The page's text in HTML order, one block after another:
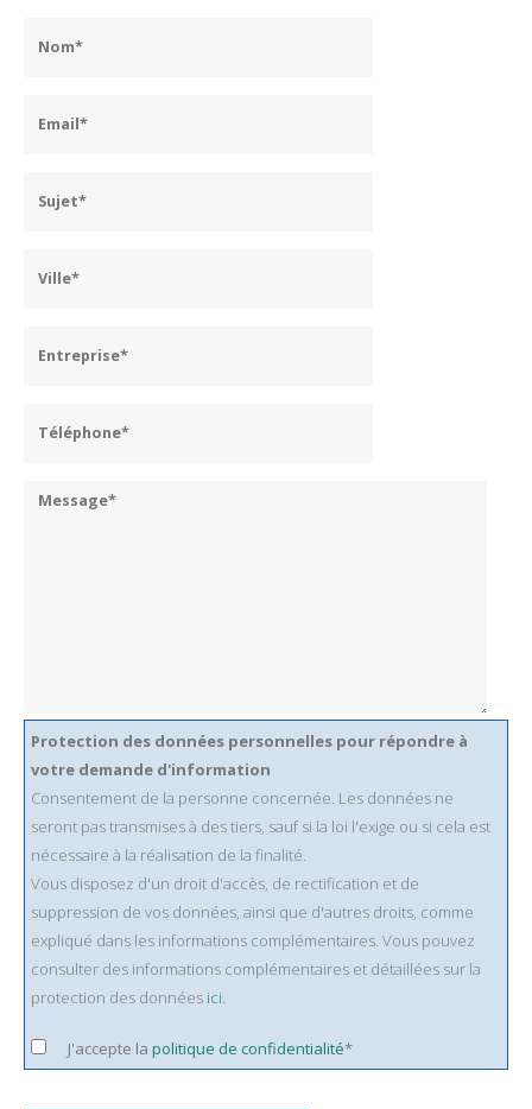
Protection des données personnelles pour répondre à
votre demande d'information
Consentement de la personne concernée. Les données ne
seront pas transmises à des tiers, sauf si la loi l'exige ou si cela est
nécessaire à la réalisation de la finalité.
Vous disposez d'un droit d'accès, de rectification et de
suppression de vos données, ainsi que d'autres droits, comme
expliqué dans les informations complémentaires. Vous pouvez
consulter des informations complémentaires et détaillées sur la
protection des données ici.
J'accepte la politique de confidentialité*